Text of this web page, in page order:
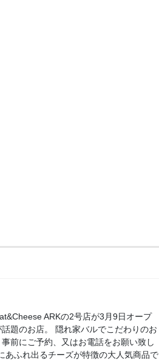
ARKの2号店が3月9日オープ
題のお店。 隠れ家バルでこだわりのお
前にご予約、又はお電話をお願い致し
あふれ出るチーズが特徴の大人気商品で